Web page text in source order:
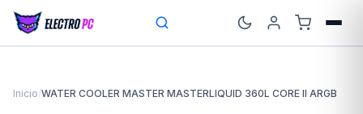
Inicio/WATER COOLER MASTER MASTERLIQUID 360L CORE II ARGB